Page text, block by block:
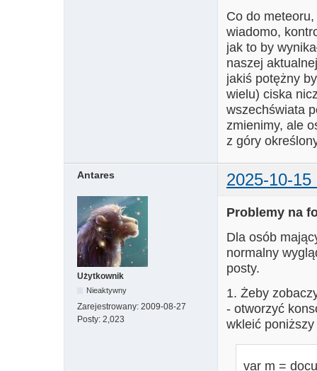
Co do
wiadomo,
jak to by
naszej
jakiś potężny
wielu) ciska
wszechświata
zmienimy, ale
z góry
Antares 2025-10-15
Użytkownik
Nieaktywny
Zarejestrowany: 2009-08-27
Posty: 2,023
Problemy na
Dla osób
normalny
posty.
1. Żeby
- otworzyć
wkleić
var m =